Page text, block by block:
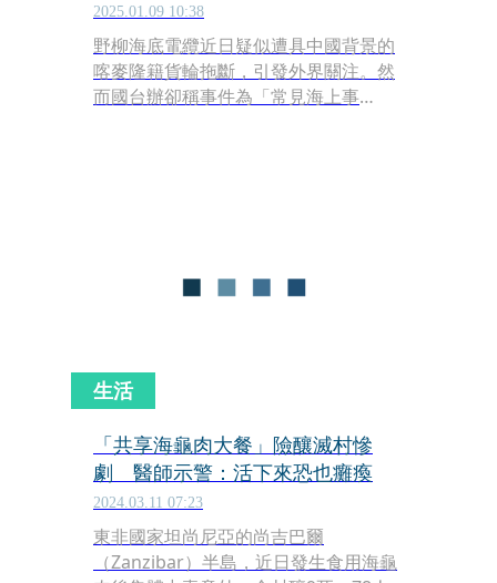
2025.01.09 10:38
野柳海底電纜近日疑似遭具中國背景的
喀麥隆籍貨輪拖斷，引發外界關注。然
而國台辦卻稱事件為「常見海上事
生活
「共享海龜肉大餐」險釀滅村慘
劇 醫師示警：活下來恐也癱瘓
2024.03.11 07:23
東非國家坦尚尼亞的尚吉巴爾
（Zanzibar）半島，近日發生食用海龜